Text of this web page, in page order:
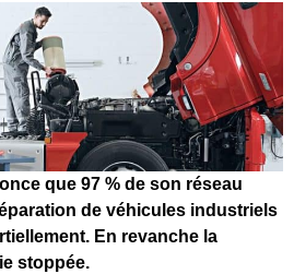
que 97 % de son réseau
de véhicules industriels
En revanche la
stoppée.